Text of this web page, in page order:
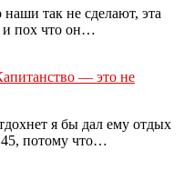
так не сделают, эта
и пох что он…
— это не
я бы дал ему отдых
45, потому что…